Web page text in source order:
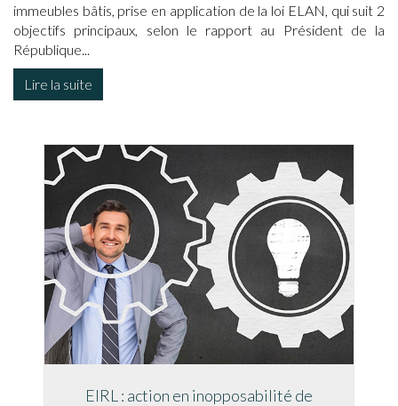
immeubles bâtis, prise en application de la loi ELAN, qui suit 2
objectifs principaux, selon le rapport au Président de la
République...
Lire la suite
EIRL : action en inopposabilité de